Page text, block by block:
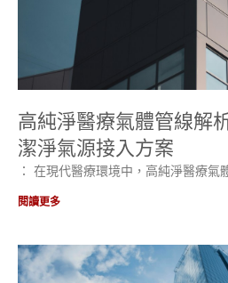
高純淨醫療氣體管線解
潔淨氣源接入方案
： 在現代醫療環境中，高純淨醫療氣
閱讀更多